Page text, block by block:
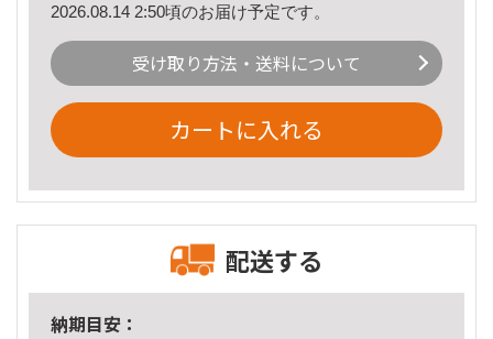
2026.08.14 2:50頃のお届け予定です。
受け取り方法・送料について
カートに入れる
配送する
納期目安：